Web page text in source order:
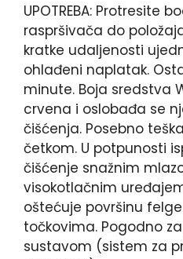
UPOTREBA: Protresite
raspršivača do
kratke udaljenosti
ohlađeni naplatak.
minute. Boja sredstva
crvena i oslobađa se
čišćenja. Posebno
četkom. U potpunosti
čišćenje snažnim
visokotlačnim
oštećuje površinu
točkovima. Pogodno
sustavom (sistem za